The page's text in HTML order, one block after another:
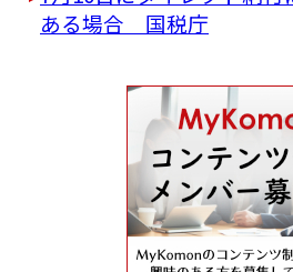
ある場合 国税庁